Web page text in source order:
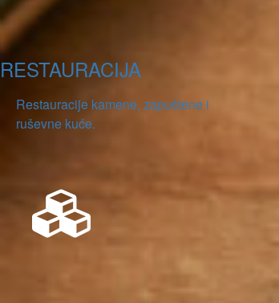
RESTAURACIJA
Restauracije kamene, zapuštene i
ruševne kuće.